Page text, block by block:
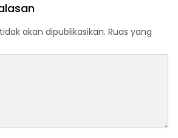
Penanganan Kecelakaan
Lalu Lintas
akan dipublikasikan. Ruas yang